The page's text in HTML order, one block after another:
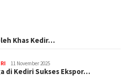
Khas Kedir…
11 November 2025
di Kediri Sukses Ekspor…